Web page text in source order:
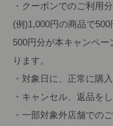
・クーポンでのご利用分
(例)1,000円の商品で500
500円分が本キャンペ
ります。
・対象日に、正常に購
・キャンセル、返品を
・一部対象外店舗での